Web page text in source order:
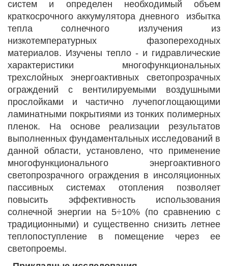
систем и определен необходимый объем
краткосрочного аккумулятора дневного избытка
тепла солнечного излучения из
низкотемпературных фазопереходных
материалов. Изучены тепло - и гидравлические
характеристики многофункциональных
трехслойных энергоактивных светопрозрачных
ограждений с вентилируемыми воздушными
прослойками и частично лучепоглощающими
ламинатными покрытиями из тонких полимерных
пленок. На основе реализации результатов
выполненных фундаментальных исследований в
данной области, установлено, что применение
многофункционального энергоактивного
светопрозрачного ограждения в инсоляционных
пассивных системах отопления позволяет
повысить эффективность использования
солнечной энергии на 5÷10% (по сравнению с
традиционными) и существенно снизить летнее
теплопоступление в помещение через ее
светопроемы.